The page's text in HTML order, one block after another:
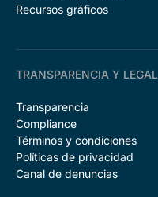
Recursos gráficos
TRANSPARENCIA Y LEGAL
Transparencia
Compliance
Términos y condiciones
Políticas de privacidad
Canal de denuncias